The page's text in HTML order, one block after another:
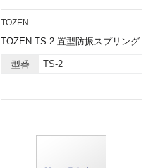
TOZEN
TOZEN TS-2 置型防振スプリング
型番 TS-2